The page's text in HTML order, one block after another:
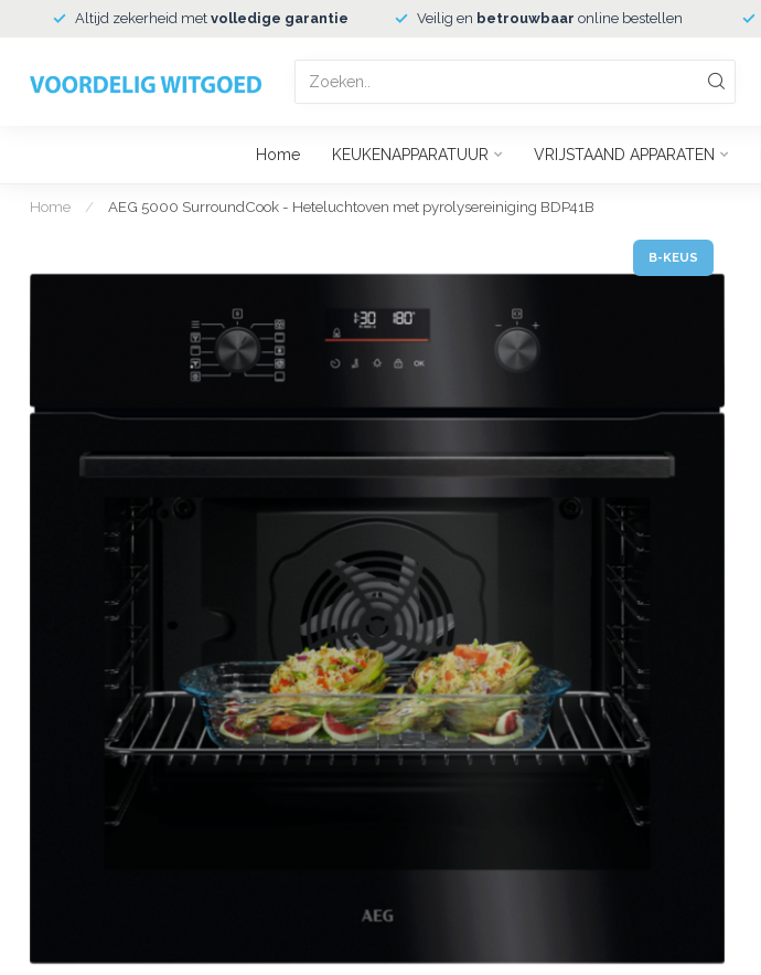
Altijd zekerheid met volledige garantie Veilig en betrouwbaar online bestellen
Home KEUKENAPPARATUUR VRIJSTAAND APPARATEN
Home / AEG 5000 SurroundCook - Heteluchtoven met pyrolysereiniging BDP41B
B-KEUS